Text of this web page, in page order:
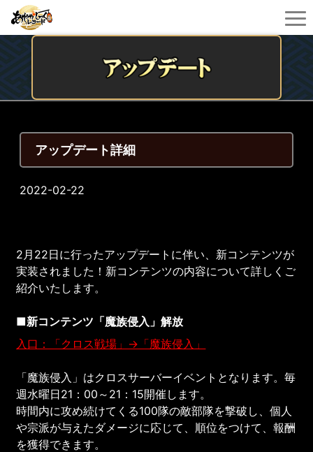
アップデート詳細
2022-02-22
2月22日に行ったアップデートに伴い、新コンテンツが
実装されました！新コンテンツの内容について詳しくご
紹介いたします。
■新コンテンツ「魔族侵入」解放
入口：「クロス戦場」→「魔族侵入」
「魔族侵入」はクロスサーバーイベントとなります。毎
週水曜日21：00～21：15開催します。
時間内に攻め続けてくる100隊の敵部隊を撃破し、個人
や宗派が与えたダメージに応じて、順位をつけて、報酬
を獲得できます。